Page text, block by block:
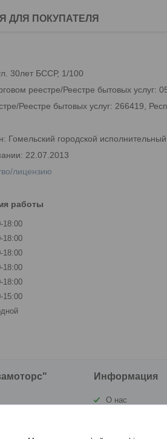
ДЛЯ ПОКУПАТЕЛЯ
30лет БССР, 1/100
реестре/Реестре бытовых услуг:
Реестре бытовых услуг: 266419,
Гомельский городской
22.07.2013
лицензию
работы
18:00
18:00
18:00
18:00
18:00
15:00
Информация
О нас